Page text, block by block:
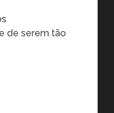
de serem tão